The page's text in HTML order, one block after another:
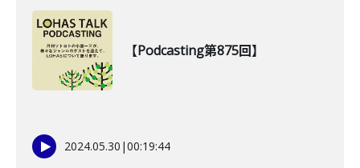
【Podcasting第875回】
2024.05.30 |00:19:44